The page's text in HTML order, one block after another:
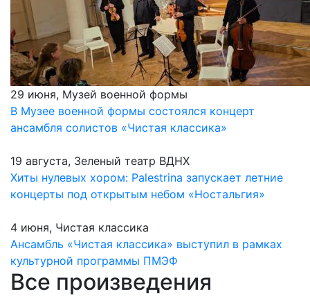
29 июня, Музей военной формы
В Музее военной формы состоялся концерт
ансамбля солистов «Чистая классика»
19 августа, Зеленый театр ВДНХ
Хиты нулевых хором: Palestrina запускает летние
концерты под открытым небом «Ностальгия»
4 июня, Чистая классика
Ансамбль «Чистая классика» выступил в рамках
культурной программы ПМЭФ
Все произведения